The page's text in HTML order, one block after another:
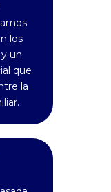
los
un
que
la